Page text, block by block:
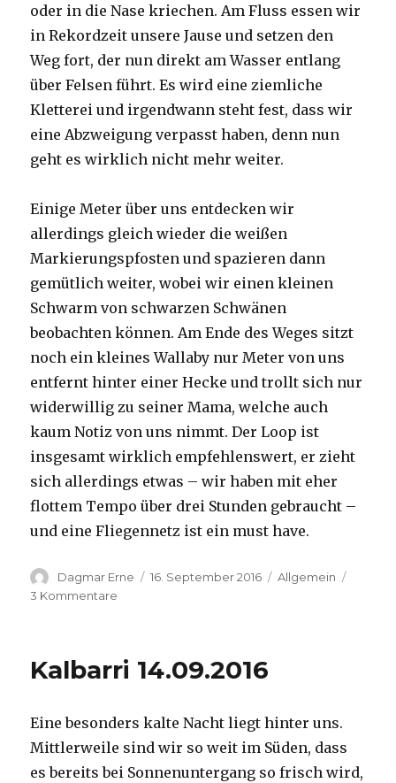
oder in die Nase kriechen. Am Fluss essen wir
in Rekordzeit unsere Jause und setzen den
Weg fort, der nun direkt am Wasser entlang
über Felsen führt. Es wird eine ziemliche
Kletterei und irgendwann steht fest, dass wir
eine Abzweigung verpasst haben, denn nun
geht es wirklich nicht mehr weiter.
Einige Meter über uns entdecken wir
allerdings gleich wieder die weißen
Markierungspfosten und spazieren dann
gemütlich weiter, wobei wir einen kleinen
Schwarm von schwarzen Schwänen
beobachten können. Am Ende des Weges sitzt
noch ein kleines Wallaby nur Meter von uns
entfernt hinter einer Hecke und trollt sich nur
widerwillig zu seiner Mama, welche auch
kaum Notiz von uns nimmt. Der Loop ist
insgesamt wirklich empfehlenswert, er zieht
sich allerdings etwas – wir haben mit eher
flottem Tempo über drei Stunden gebraucht –
und eine Fliegennetz ist ein must have.
Autor
Dagmar Erne
Veröffentlicht
16. September 2016 Kategorien
Allgemein
3 Kommentare
Kalbarri 14.09.2016
Eine besonders kalte Nacht liegt hinter uns.
Mittlerweile sind wir so weit im Süden, dass
es bereits bei Sonnenuntergang so frisch wird,